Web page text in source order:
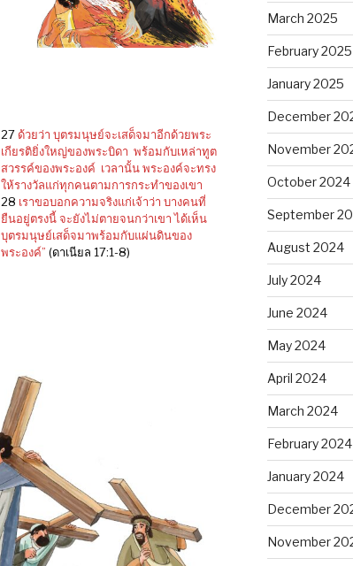
27 ด้วยว่า บุตรมนุษย์จะเสด็จมาอีกด้วยพระ
เกียรติยิ่งใหญ่ของพระบิดา พร้อมกับเหล่าทูต
สวรรค์ของพระองค์ เวลานั้น พระองค์จะทรง
ให้รางวัลแก่ทุกคนตามการกระทำของเขา
28 เราขอบอกความจริงแก่เจ้าว่า บางคนที่
ยืนอยู่ตรงนี้ จะยังไม่ตายจนกว่าเขา ได้เห็น
บุตรมนุษย์เสด็จมาพร้อมกับแผ่นดินของ
พระองค์” (ดาเนียล 17:1-8)
March 2025
February 2025
January 2025
December
November
October 2024
September
August 2024
July 2024
June 2024
May 2024
April 2024
March 2024
February 2024
January 2024
December
November